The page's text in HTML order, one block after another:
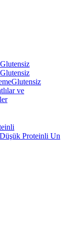
Glutensiz
Glutensiz
Glutensiz
ve
Düşük Proteinli Un